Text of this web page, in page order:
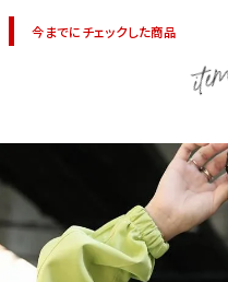
今までにチェックした商品